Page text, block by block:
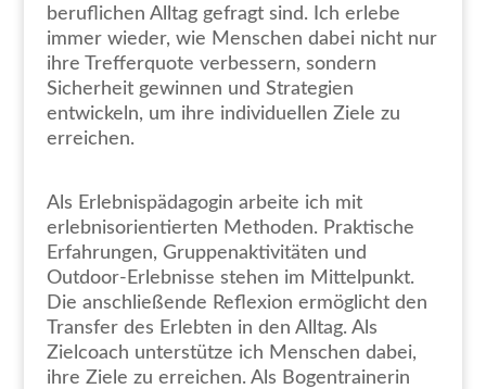
beruflichen Alltag gefragt sind. Ich erlebe
immer wieder, wie Menschen dabei nicht nur
ihre Trefferquote verbessern, sondern
Sicherheit gewinnen und Strategien
entwickeln, um ihre individuellen Ziele zu
erreichen.
Als Erlebnispädagogin arbeite ich mit
erlebnisorientierten Methoden. Praktische
Erfahrungen, Gruppenaktivitäten und
Outdoor-Erlebnisse stehen im Mittelpunkt.
Die anschließende Reflexion ermöglicht den
Transfer des Erlebten in den Alltag. Als
Zielcoach unterstütze ich Menschen dabei,
ihre Ziele zu erreichen. Als Bogentrainerin